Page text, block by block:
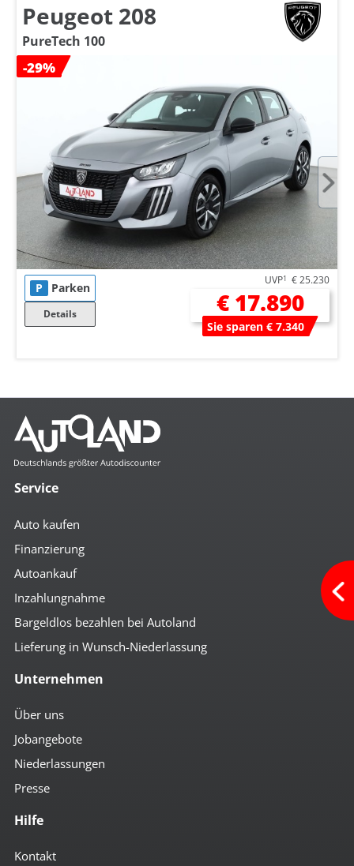
Peugeot 208
PureTech 100
-29%
P Parken
Details
UVP1 € 25.230
€ 17.890
Sie sparen € 7.340
Service
Auto kaufen
Finanzierung
Autoankauf
Inzahlungnahme
Bargeldlos bezahlen bei Autoland
Lieferung in Wunsch-Niederlassung
Unternehmen
Über uns
Jobangebote
Niederlassungen
Presse
Hilfe
Kontakt